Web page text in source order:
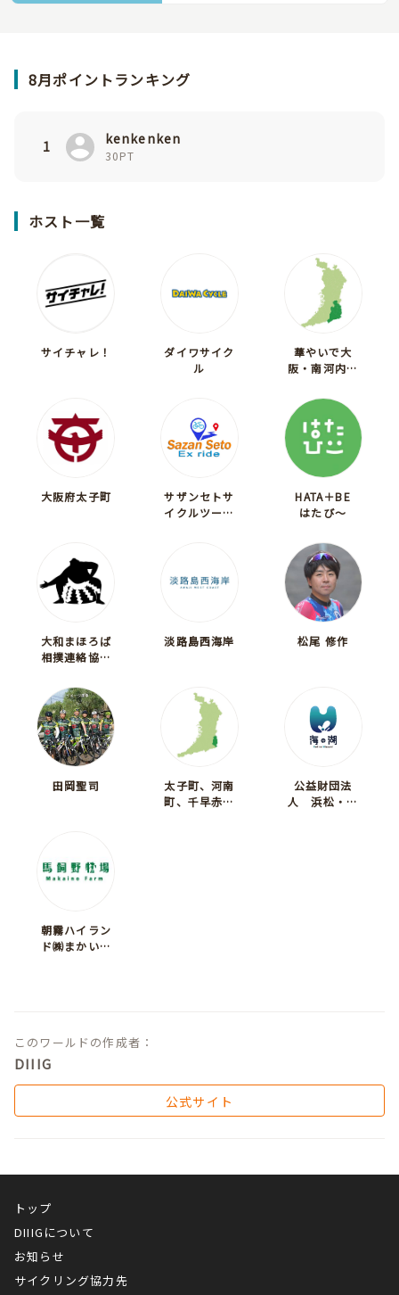
8月ポイントランキング
1 kenkenken
30PT
ホスト一覧
サイチャレ！
ダイワサイク
ル
華やいで大
阪・南河内観
ン協議会
大阪府太子町
サザンセトサ
イクルツーリ
HATA＋BE
はたび～
大和まほろば
相撲連絡協議
淡路島西海岸 松尾 修作
田岡聖司
太子町、河南
町、千早赤阪
公益財団法
人 浜松・浜
朝霧ハイラン
ド㈱まかいの
このワールドの作成者：
DIIIG
公式サイト
トップ
DIIIGについて
お知らせ
サイクリング協力先